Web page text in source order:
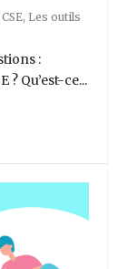
, Les outils
:
Qu’est-ce...